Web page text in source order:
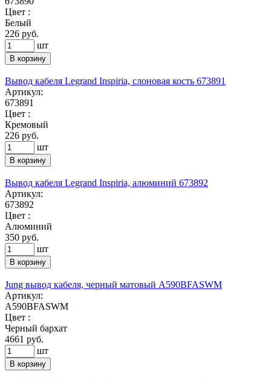
Цвет :
Белый
226 руб.
шт
В корзину
Вывод кабеля Legrand Inspiria, слоновая кость 673891
Артикул:
673891
Цвет :
Кремовый
226 руб.
шт
В корзину
Вывод кабеля Legrand Inspiria, алюминий 673892
Артикул:
673892
Цвет :
Алюминий
350 руб.
шт
В корзину
Jung вывод кабеля, черный матовый A590BFASWM
Артикул:
A590BFASWM
Цвет :
Черный бархат
4661 руб.
шт
В корзину